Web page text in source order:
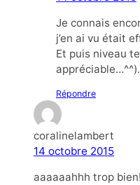
Je connais
j’en ai vu était
Et puis niveau
appréciable…^^).
Répondre
coralinelambert
14 octobre 2015
aaaaaahhh trop